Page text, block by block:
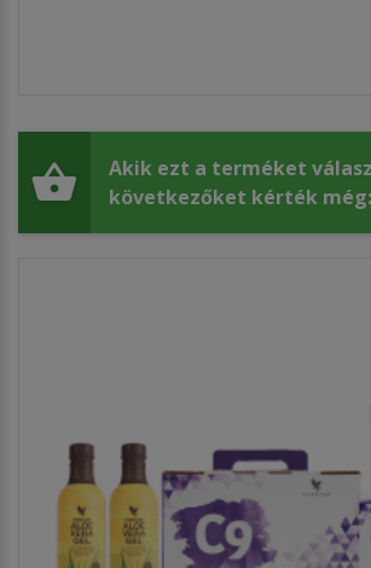
Akik ezt a terméket
következőket kérték még: